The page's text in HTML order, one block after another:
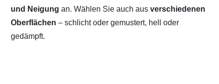
und Neigung an. Wählen Sie auch ausverschiedenen
Oberflächen – schlicht oder gemustert, hell oder
gedämpft.